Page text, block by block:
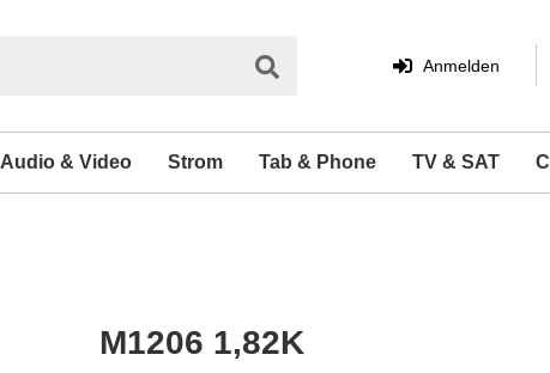
Anmelden
Anmelden
Audio & Video Strom Tab & Phone TV & SAT
M1206 1,82K